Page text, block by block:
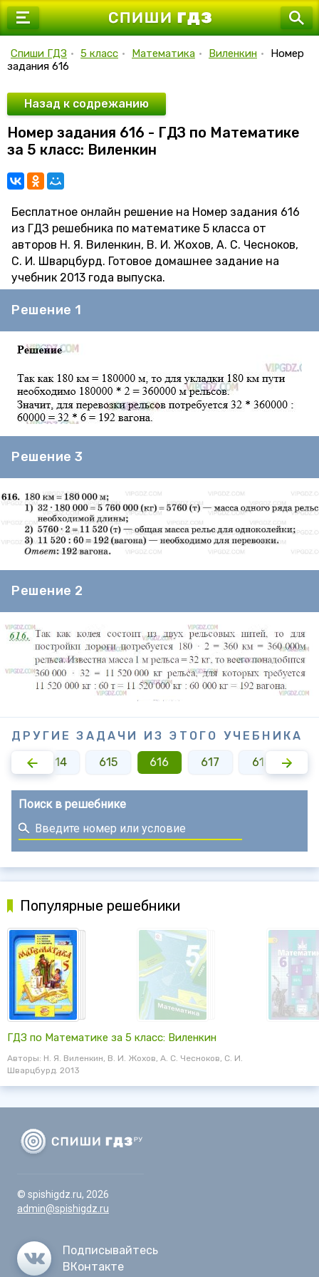
7 класс
9 класс
10 класс
11 класс
Спиши ГДЗ • 5 класс • Математика • Виленкин •
Номер
задания 616
Назад к содрежанию
Номер задания 616 - ГДЗ по Математике
за 5 класс: Виленкин
Бесплатное онлайн решение на Номер задания 616
из ГДЗ решебника по математике 5 класса от
авторов Н. Я. Виленкин, В. И. Жохов, А. С. Чесноков,
С. И. Шварцбурд. Готовое домашнее задание на
учебник 2013 года выпуска.
Решение 1
Решение 3
Решение 2
ДРУГИЕ ЗАДАЧИ ИЗ ЭТОГО УЧЕБНИКА
614 615 616 617 618
Поиск в решебнике
Популярные решебники
ГДЗ по Математике за 5 класс: Виленкин
Авторы: Н. Я. Виленкин, В. И. Жохов, А. С. Чесноков, С. И.
Шварцбурд. 2013
© spishigdz.ru, 2026
admin@spishigdz.ru
Подписывайтесь
ВКонтакте